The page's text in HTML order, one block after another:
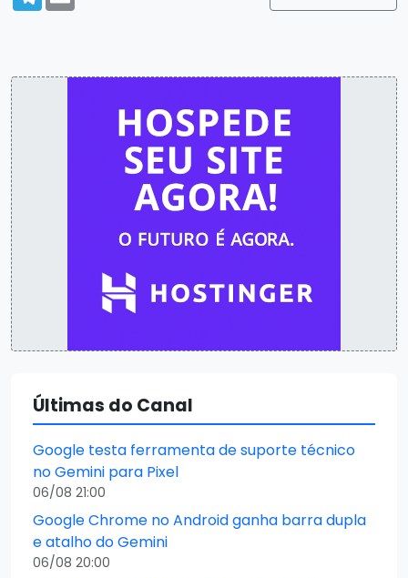
Últimas do Canal
Google testa ferramenta de suporte técnico
no Gemini para Pixel
06/08 21:00
Google Chrome no Android ganha barra dupla
e atalho do Gemini
06/08 20:00